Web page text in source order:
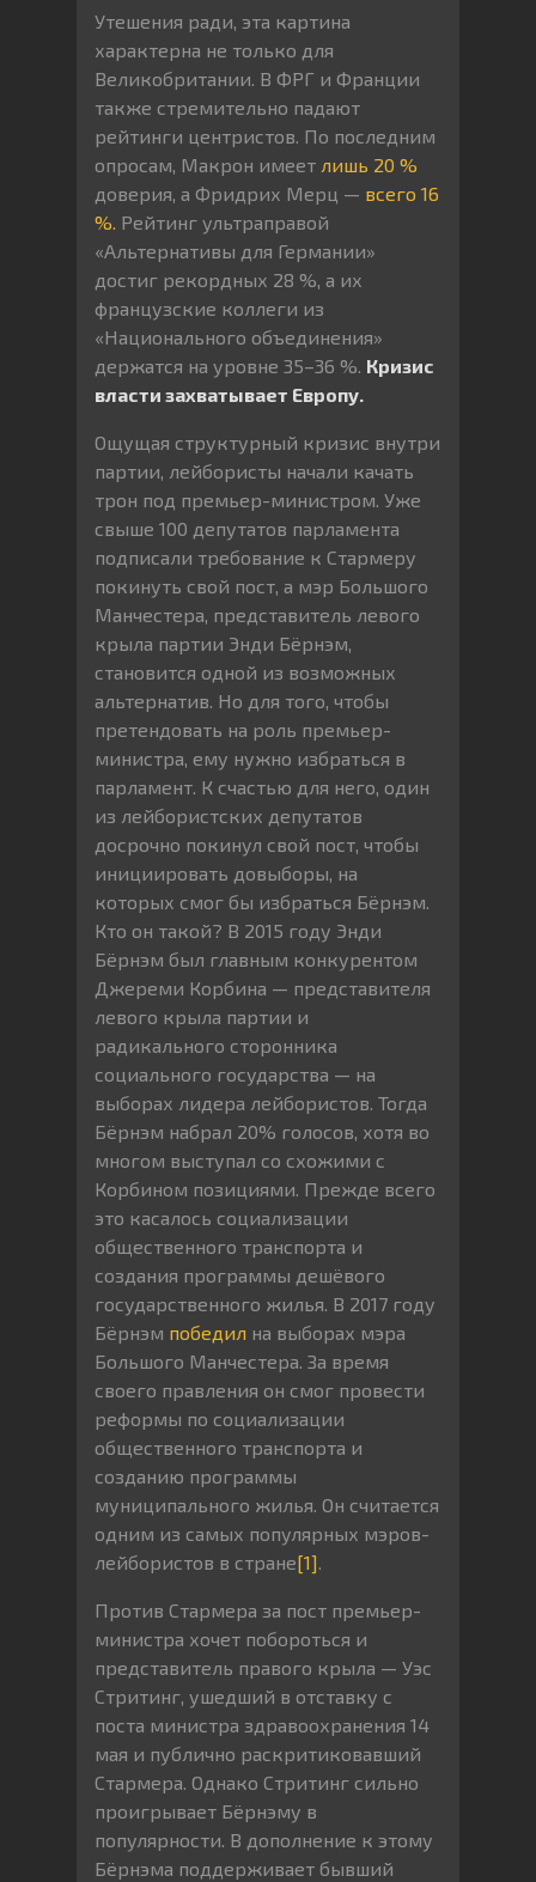
Утешения ради, эта картина
характерна не только для
Великобритании. В ФРГ и Франции
также стремительно падают
рейтинги центристов. По последним
опросам, Макрон имеет лишь 20 %
доверия, а Фридрих Мерц — всего 16
%. Рейтинг ультраправой
«Альтернативы для Германии»
достиг рекордных 28 %, а их
французские коллеги из
«Национального объединения»
держатся на уровне 35–36 %. Кризис
власти захватывает Европу.
Ощущая структурный кризис внутри
партии, лейбористы начали качать
трон под премьер-министром. Уже
свыше 100 депутатов парламента
подписали требование к Стармеру
покинуть свой пост, а мэр Большого
Манчестера, представитель левого
крыла партии Энди Бёрнэм,
становится одной из возможных
альтернатив. Но для того, чтобы
претендовать на роль премьер-
министра, ему нужно избраться в
парламент. К счастью для него, один
из лейбористских депутатов
досрочно покинул свой пост, чтобы
инициировать довыборы, на
которых смог бы избраться Бёрнэм.
Кто он такой? В 2015 году Энди
Бёрнэм был главным конкурентом
Джереми Корбина — представителя
левого крыла партии и
радикального сторонника
социального государства — на
выборах лидера лейбористов. Тогда
Бёрнэм набрал 20% голосов, хотя во
многом выступал со схожими с
Корбином позициями. Прежде всего
это касалось социализации
общественного транспорта и
создания программы дешёвого
государственного жилья. В 2017 году
Бёрнэм победил на выборах мэра
Большого Манчестера. За время
своего правления он смог провести
реформы по социализации
общественного транспорта и
созданию программы
муниципального жилья. Он считается
одним из самых популярных мэров-
лейбористов в стране[1].
Против Стармера за пост премьер-
министра хочет побороться и
представитель правого крыла — Уэс
Стритинг, ушедший в отставку с
поста министра здравоохранения 14
мая и публично раскритиковавший
Стармера. Однако Стритинг сильно
проигрывает Бёрнэму в
популярности. В дополнение к этому
Бёрнэма поддерживает бывший